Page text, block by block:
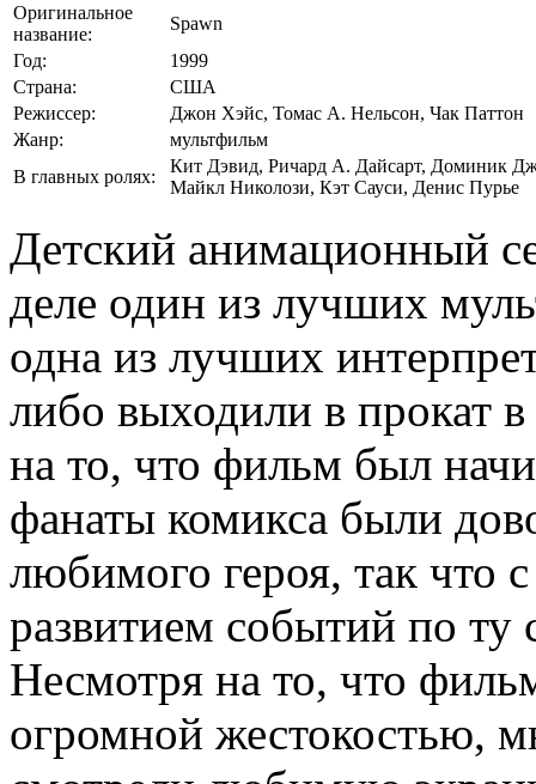
Оригинальное
название:
Spawn
Год:
1999
Страна:
США
Режиссер:
Джон Хэйс, Томас А. Нельсон, Чак Паттон
Жанр:
мультфильм
В главных ролях:
Кит Дэвид, Ричард А. Дайсарт, Доминик
Майкл Николози, Кэт Сауси, Денис Пурье
Детский анимационный
деле один из лучших
одна из лучших
либо выходили в прокат
на то, что фильм был
фанаты комикса были
любимого героя, так что
развитием событий по ту
Несмотря на то, что
огромной жестокостью,